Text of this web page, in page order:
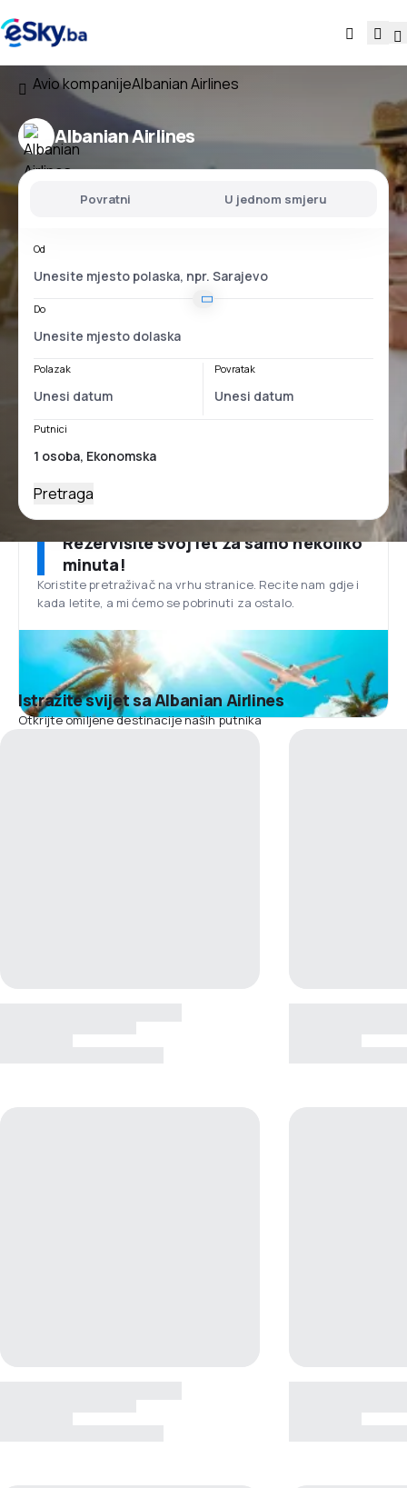
Avio kompanijeAlbanian Airlines
Albanian Airlines
Povratni U jednom smjeru
Od
Do
Polazak Povratak
Putnici
Pretraga
Rezervišite svoj let za samo nekoliko
minuta!
Koristite pretraživač na vrhu stranice. Recite nam gdje i
kada letite, a mi ćemo se pobrinuti za ostalo.
Istražite svijet sa Albanian Airlines
Otkrijte omiljene destinacije naših putnika